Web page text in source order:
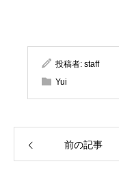
投稿者: staff
Yui
前の記事